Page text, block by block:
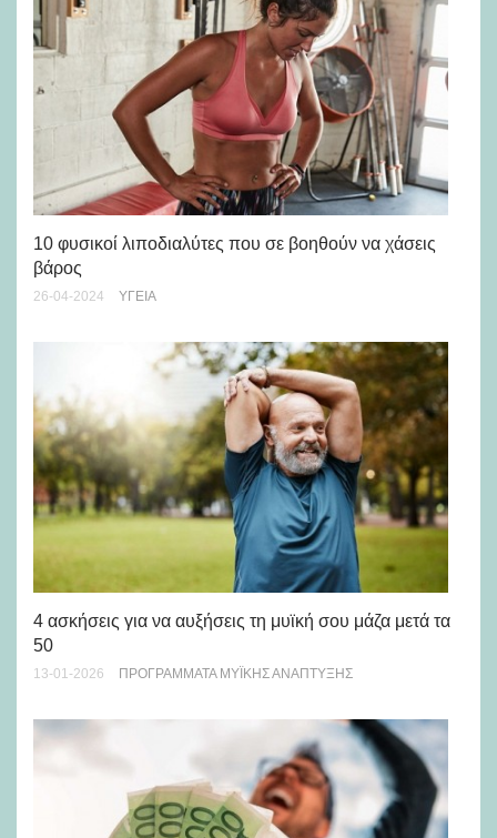
10 φυσικοί λιποδιαλύτες που σε βοηθούν να χάσεις
βάρος
26-04-2024 ΥΓΕΊΑ
4 ασκήσεις για να αυξήσεις τη μυϊκή σου μάζα μετά τα
50
13-01-2026 ΠΡΟΓΡΆΜΜΑΤΑ ΜΥΪΚΉΣ ΑΝΆΠΤΥΞΗΣ